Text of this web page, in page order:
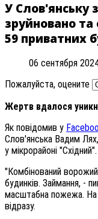
У Слов'янську
зруйновано
59 приватних
06 сентября
Пожалуйста, оцените
Жертв вдалося
Як повідомив у
Слов'янська Вадим
у мікрорайоні "Східний".
"Комбінований
будинків. Займання, -
масштабна пожежа. На
відразу.